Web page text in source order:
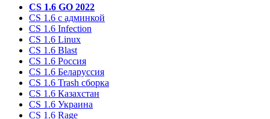
CS 1.6 GO 2022
CS 1.6 с админкой
CS 1.6 Infection
CS 1.6 Linux
CS 1.6 Blast
CS 1.6 Россия
CS 1.6 Беларуссия
CS 1.6 Trash сборка
CS 1.6 Казахстан
CS 1.6 Украина
CS 1.6 Rage